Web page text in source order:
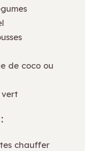
de coco ou
vert
chauffer